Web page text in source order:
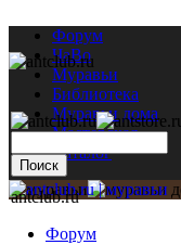
Форум
ЧаВо
Муравьи
Библиотека
Муравьи дома
Мастерская
Каталог
antclub.ru
Форум